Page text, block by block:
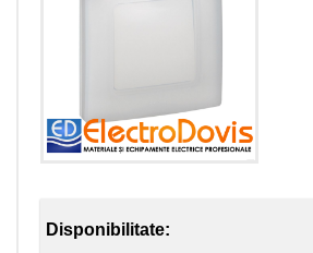
Disponibilitate: